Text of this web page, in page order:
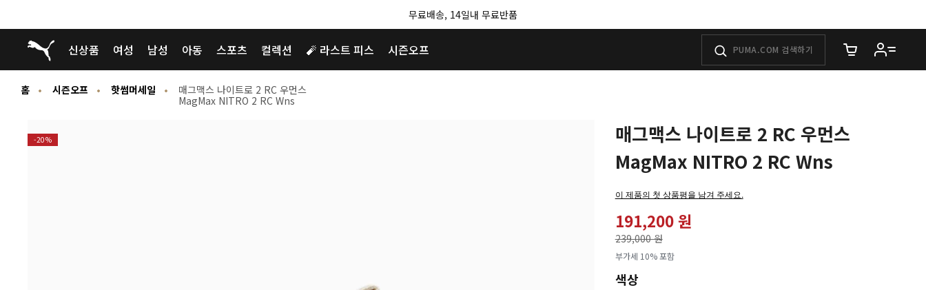
무료배송, 14일내 무료반품
푸마 홈
신상품 여성 남성 아동 스포츠 컬렉션 🧨 라스트 피스 시즌오프 장바구니에 담은
홈 시즌오프 핫썸머세일
매그맥스 나이트로 2 RC 우먼스
MagMax NITRO 2 RC Wns
-20%
매그맥스 나이트로 2 RC 우먼스
MagMax NITRO 2 RC Wns
이 제품의 첫 상품평을 남겨 주세요.
191,200 원
239,000 원
로
부가세 10% 포함
색상